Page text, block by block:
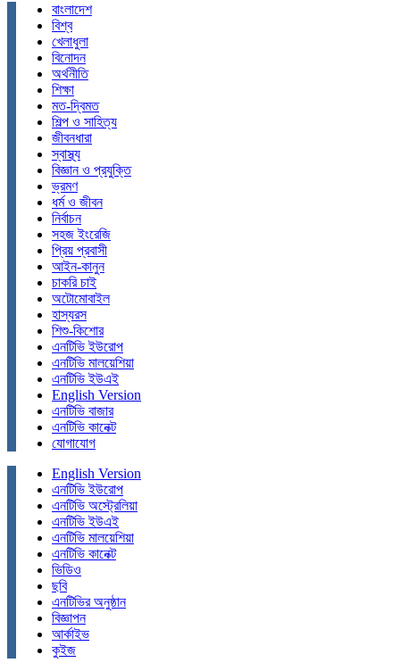
বাংলাদেশ
বিশ্ব
খেলাধুলা
বিনোদন
অর্থনীতি
শিক্ষা
মত-দ্বিমত
শিল্প ও সাহিত্য
জীবনধারা
স্বাস্থ্য
বিজ্ঞান ও প্রযুক্তি
ভ্রমণ
ধর্ম ও জীবন
নির্বাচন
সহজ ইংরেজি
প্রিয় প্রবাসী
আইন-কানুন
চাকরি চাই
অটোমোবাইল
হাস্যরস
শিশু-কিশোর
এনটিভি ইউরোপ
এনটিভি মালয়েশিয়া
এনটিভি ইউএই
English Version
এনটিভি বাজার
এনটিভি কানেক্ট
যোগাযোগ
English Version
এনটিভি ইউরোপ
এনটিভি অস্ট্রেলিয়া
এনটিভি ইউএই
এনটিভি মালয়েশিয়া
এনটিভি কানেক্ট
ভিডিও
ছবি
এনটিভির অনুষ্ঠান
বিজ্ঞাপন
আর্কাইভ
কুইজ